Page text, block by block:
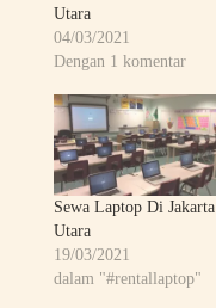
Utara
04/03/2021
Dengan 1 komentar
Sewa Laptop Di Jakarta
Utara
19/03/2021
dalam "#rentallaptop"